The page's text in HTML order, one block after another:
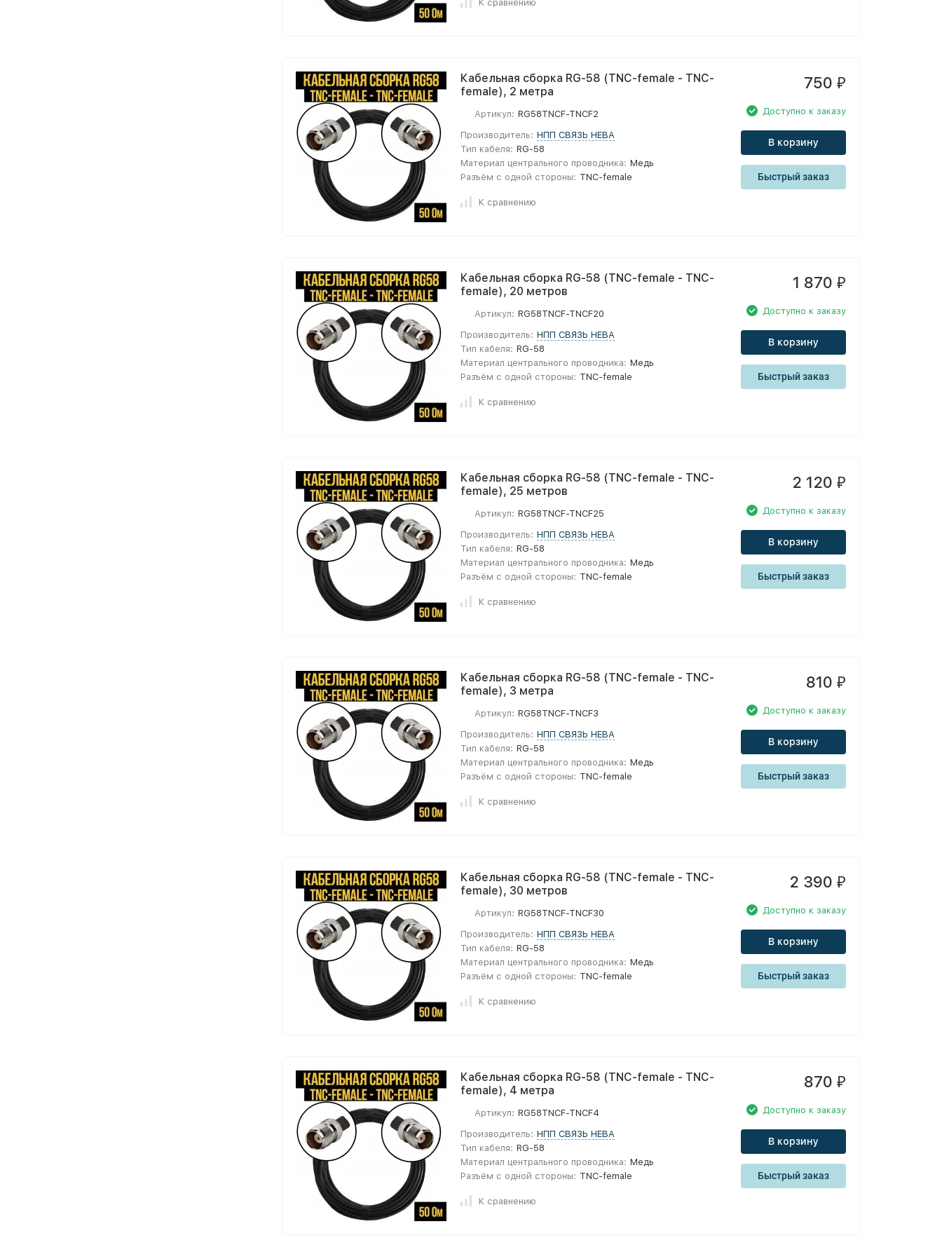
К сравнению
Кабельная сборка RG-58 (TNC-female - TNC-
female), 2 метра
Артикул: RG58TNCF-TNCF2
Производитель: НПП СВЯЗЬ НЕВА
Тип кабеля: RG-58
Материал центрального проводника: Медь
Разъём с одной стороны: TNC-female
К сравнению
750 ₽
Доступно к заказу
В корзину
Быстрый заказ
Кабельная сборка RG-58 (TNC-female - TNC-
female), 20 метров
Артикул: RG58TNCF-TNCF20
Производитель: НПП СВЯЗЬ НЕВА
Тип кабеля: RG-58
Материал центрального проводника: Медь
Разъём с одной стороны: TNC-female
К сравнению
1 870 ₽
Доступно к заказу
В корзину
Быстрый заказ
Кабельная сборка RG-58 (TNC-female - TNC-
female), 25 метров
Артикул: RG58TNCF-TNCF25
Производитель: НПП СВЯЗЬ НЕВА
Тип кабеля: RG-58
Материал центрального проводника: Медь
Разъём с одной стороны: TNC-female
К сравнению
2 120 ₽
Доступно к заказу
В корзину
Быстрый заказ
Кабельная сборка RG-58 (TNC-female - TNC-
female), 3 метра
Артикул: RG58TNCF-TNCF3
Производитель: НПП СВЯЗЬ НЕВА
Тип кабеля: RG-58
Материал центрального проводника: Медь
Разъём с одной стороны: TNC-female
К сравнению
810 ₽
Доступно к заказу
В корзину
Быстрый заказ
Кабельная сборка RG-58 (TNC-female - TNC-
female), 30 метров
Артикул: RG58TNCF-TNCF30
Производитель: НПП СВЯЗЬ НЕВА
Тип кабеля: RG-58
Материал центрального проводника: Медь
Разъём с одной стороны: TNC-female
К сравнению
2 390 ₽
Доступно к заказу
В корзину
Быстрый заказ
Кабельная сборка RG-58 (TNC-female - TNC-
female), 4 метра
Артикул: RG58TNCF-TNCF4
Производитель: НПП СВЯЗЬ НЕВА
Тип кабеля: RG-58
Материал центрального проводника: Медь
Разъём с одной стороны: TNC-female
К сравнению
870 ₽
Доступно к заказу
В корзину
Быстрый заказ